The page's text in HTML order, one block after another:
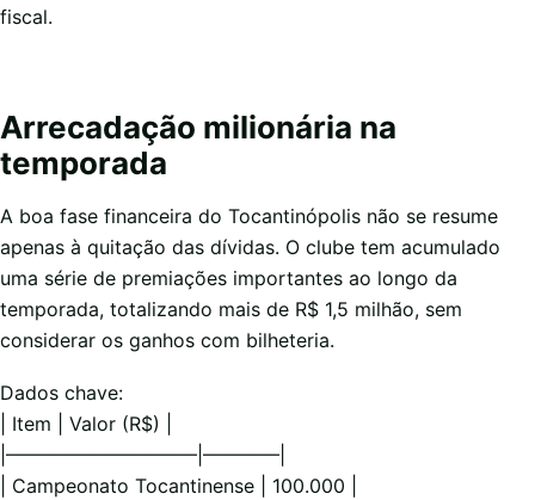
fiscal.
Arrecadação milionária na
temporada
A boa fase financeira do Tocantinópolis não se resume
apenas à quitação das dívidas. O clube tem acumulado
uma série de premiações importantes ao longo da
temporada, totalizando mais de R$ 1,5 milhão, sem
considerar os ganhos com bilheteria.
Dados chave:
| Item | Valor (R$) |
|——————————|————|
| Campeonato Tocantinense | 100.000 |